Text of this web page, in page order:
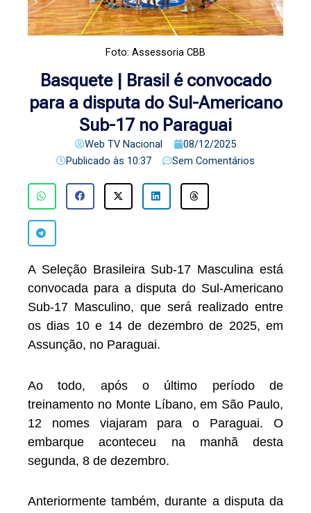
Foto: Assessoria CBB
Basquete | Brasil é convocado
para a disputa do Sul-Americano
Sub-17 no Paraguai
Web TV Nacional
08/12/2025
Publicado às 10:37 Sem Comentários
A Seleção Brasileira Sub-17 Masculina está
convocada para a disputa do Sul-Americano
Sub-17 Masculino, que será realizado entre
os dias 10 e 14 de dezembro de 2025, em
Assunção, no Paraguai.
Ao todo, após o último período de
treinamento no Monte Líbano, em São Paulo,
12 nomes viajaram para o Paraguai. O
embarque aconteceu na manhã desta
segunda, 8 de dezembro.
Anteriormente também, durante a disputa da